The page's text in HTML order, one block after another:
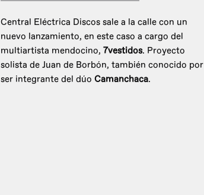
Central Eléctrica Discos sale a la calle con un
nuevo lanzamiento, en este caso a cargo del
multiartista mendocino, 7vestidos. Proyecto
solista de Juan de Borbón, también conocido por
ser integrante del dúo Camanchaca.